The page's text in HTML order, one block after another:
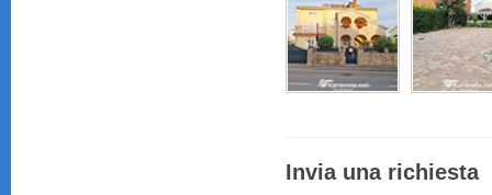
Invia una richiesta